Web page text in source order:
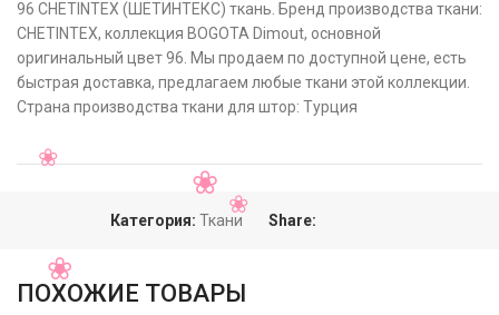
96 CHETINTEX (ШЕТИНТЕКС) ткань. Бренд производства ткани:
CHETINTEX, коллекция BOGOTA Dimout, основной
оригинальный цвет 96. Мы продаем по доступной цене, есть
быстрая доставка, предлагаем любые ткани этой коллекции.
Страна производства ткани для штор: Турция
Категория: Ткани Share:
ПОХОЖИЕ ТОВАРЫ